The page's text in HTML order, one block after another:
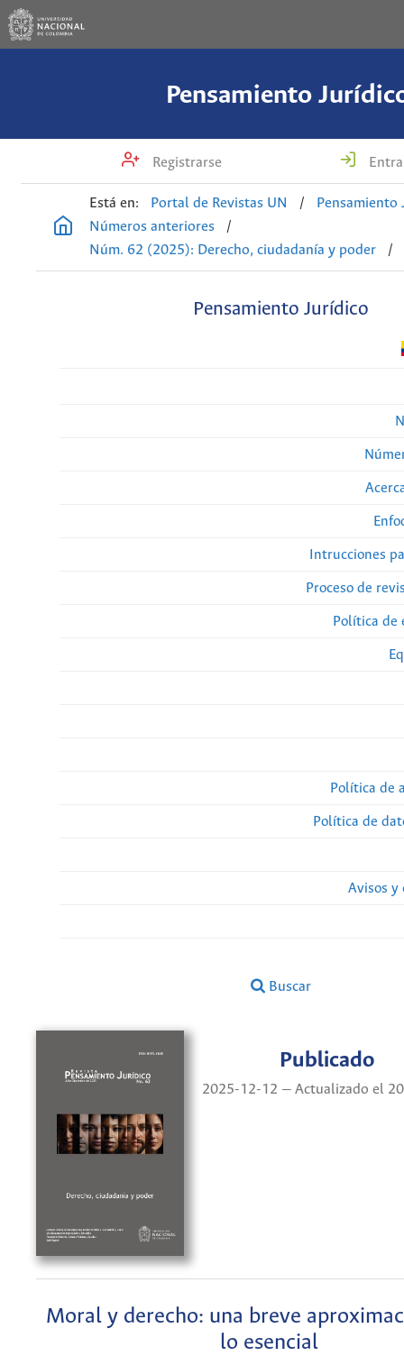
Pensamiento
Registrarse
Está en: Portal de Revistas UN /
Pensamiento
Números anteriores
/
Núm. 62 (2025): Derecho, ciudadanía y poder
/
Pensamiento Jurídico
Intrucciones
Proceso de
Política
Política de
Política de
Avisos y
Buscar
Publicado
2025-12-12 — Actualizado el
Moral y derecho: una breve
lo esencial